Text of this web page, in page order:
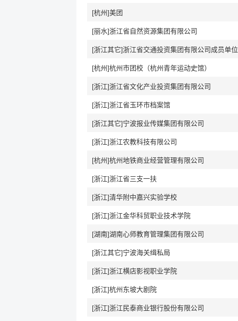
[杭州]美团
[丽水]浙江省自然资源集团有限公司
[浙江其它]浙江省交通投资集团有限公司成员单位
[杭州]杭州市团校（杭州青年运动史馆）
[浙江]浙江省文化产业投资集团有限公司
[浙江]浙江省玉环市档案馆
[浙江其它]宁波报业传媒集团有限公司
[浙江]浙江农教科技有限公司
[杭州]杭州地铁商业经营管理有限公司
[浙江]浙江省三支一扶
[浙江]清华附中嘉兴实验学校
[浙江]浙江金华科贸职业技术学院
[湖南]湖南心师教育管理集团有限公司
[浙江其它]宁波海关缉私局
[浙江]浙江横店影视职业学院
[浙江]杭州东坡大剧院
[浙江]浙江民泰商业银行股份有限公司